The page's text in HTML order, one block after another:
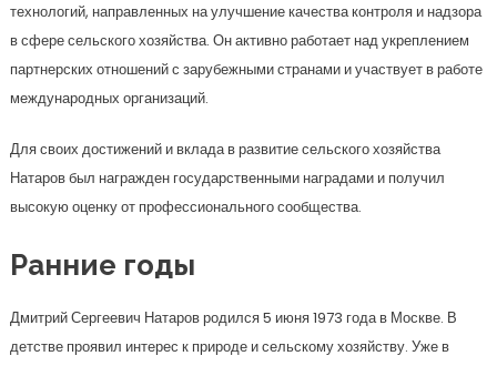
технологий, направленных на улучшение качества контроля и надзора
в сфере сельского хозяйства. Он активно работает над укреплением
партнерских отношений с зарубежными странами и участвует в работе
международных организаций.
Для своих достижений и вклада в развитие сельского хозяйства
Натаров был награжден государственными наградами и получил
высокую оценку от профессионального сообщества.
Ранние годы
Дмитрий Сергеевич Натаров родился 5 июня 1973 года в Москве. В
детстве проявил интерес к природе и сельскому хозяйству. Уже в